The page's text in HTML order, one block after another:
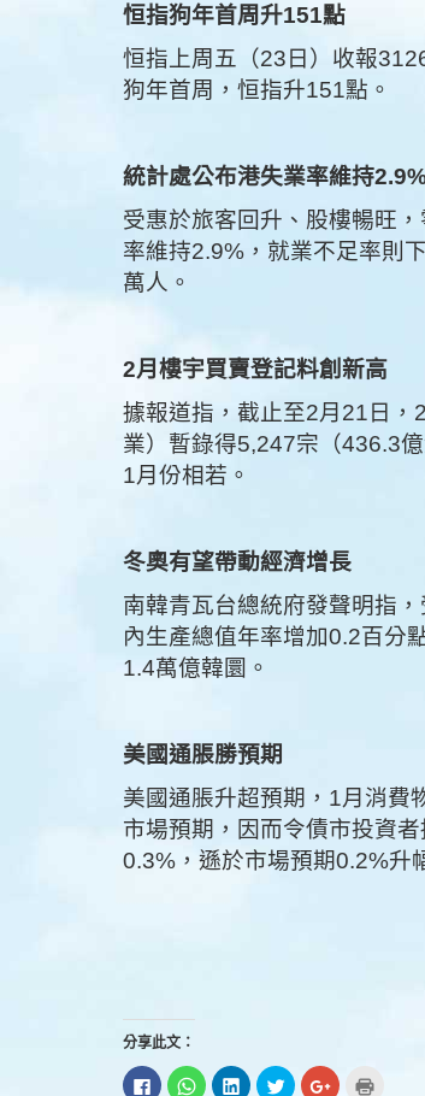
恒指狗年首周升151點
恒指上周五（23日）收報
狗年首周，恒指升151點。
統計處公布港失業率維持
受惠於旅客回升、股樓暢旺
率維持2.9%，就業不足率則
萬人。
2月樓宇買賣登記料創新高
據報道指，截止至2月21日，
業）暫錄得5,247宗（436.3
1月份相若。
冬奧有望帶動經濟增長
南韓青瓦台總統府發聲明指
內生產總值年率增加0.2百分
1.4萬億韓圜。
美國通脹勝預期
美國通脹升超預期，1月消費
市場預期，因而令債市投資
0.3%，遜於市場預期0.2%升
分享此文：
按
分
分
分
按